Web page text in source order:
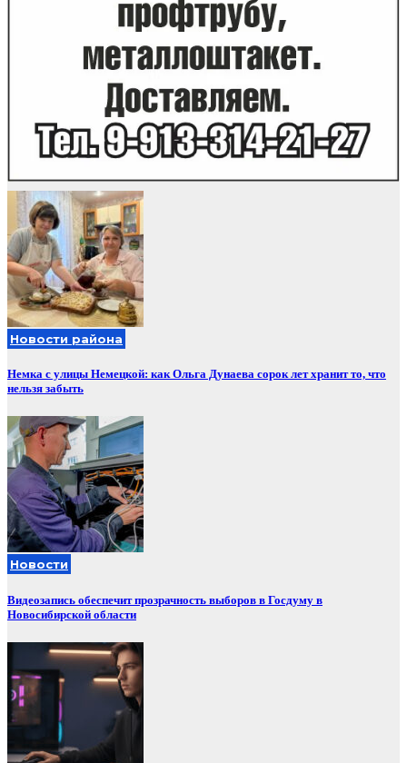
Новости района
Немка с улицы Немецкой: как Ольга Дунаева сорок лет хранит то, что
нельзя забыть
Новости
Видеозапись обеспечит прозрачность выборов в Госдуму в
Новосибирской области